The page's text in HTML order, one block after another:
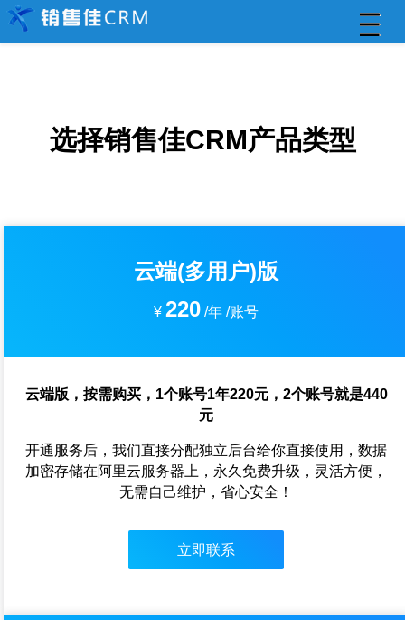
选择销售佳CRM产品类型
云端(多用户)版
¥220 /年 /账号
云端版，按需购买，1个账号1年220元，2个账号就是440
元
开通服务后，我们直接分配独立后台给你直接使用，数据
加密存储在阿里云服务器上，永久免费升级，灵活方便，
无需自己维护，省心安全！
立即联系